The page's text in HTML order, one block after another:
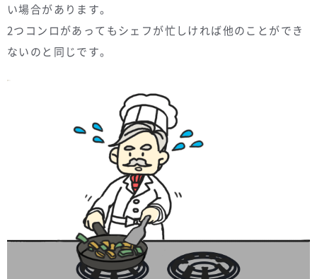
い場合があります。
2つコンロがあってもシェフが忙しければ他のことができ
ないのと同じです。